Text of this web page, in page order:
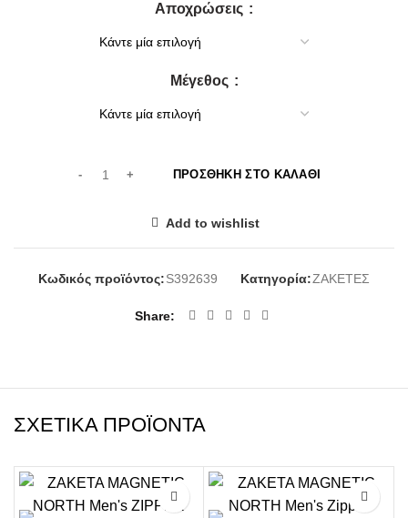
was:
τιμή
30,00€.
Αποχρώσεις
Μέγεθος
ΠΡΟΣΘΉΚΗ ΣΤΟ ΚΑΛΆΘΙ
Add to wishlist
Κωδικός προϊόντος:S392639 Κατηγορία:ΖΑΚΕΤΕΣ
Share
ΣΧΕΤΙΚΆ ΠΡΟΪΌΝΤΑ